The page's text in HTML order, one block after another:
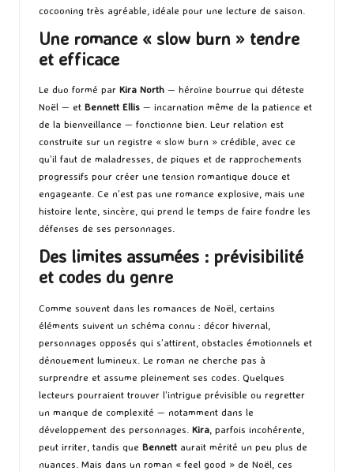
cocooning très agréable, idéale pour une lecture de saison.
Une romance « slow burn » tendre
et efficace
Le duo formé par Kira North — héroïne bourrue qui déteste
Noël — et Bennett Ellis — incarnation même de la patience et
de la bienveillance — fonctionne bien. Leur relation est
construite sur un registre « slow burn » crédible, avec ce
qu’il faut de maladresses, de piques et de rapprochements
progressifs pour créer une tension romantique douce et
engageante. Ce n’est pas une romance explosive, mais une
histoire lente, sincère, qui prend le temps de faire fondre les
défenses de ses personnages.
Des limites assumées : prévisibilité
et codes du genre
Comme souvent dans les romances de Noël, certains
éléments suivent un schéma connu : décor hivernal,
personnages opposés qui s’attirent, obstacles émotionnels et
dénouement lumineux. Le roman ne cherche pas à
surprendre et assume pleinement ses codes. Quelques
lecteurs pourraient trouver l’intrigue prévisible ou regretter
un manque de complexité — notamment dans le
développement des personnages. Kira , parfois incohérente,
peut irriter, tandis que Bennett aurait mérité un peu plus de
nuances. Mais dans un roman « feel good » de Noël, ces